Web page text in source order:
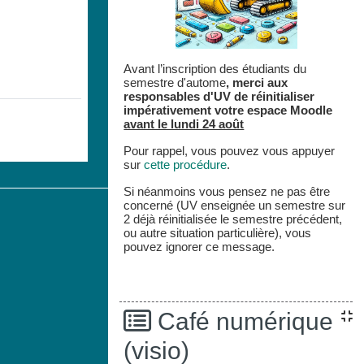
Avant l’inscription des étudiants du
semestre d'autome, merci aux
responsables d'UV de réinitialiser
impérativement votre espace Moodle
avant le lundi 24 août
Pour rappel, vous pouvez vous appuyer
surcette procédure.
Si néanmoins vous pensez ne pas être
concerné (UV enseignée un semestre sur
2 déjà réinitialisée le semestre précédent,
ou autre situation particulière), vous
pouvez ignorer ce message.
Café numérique
(visio)